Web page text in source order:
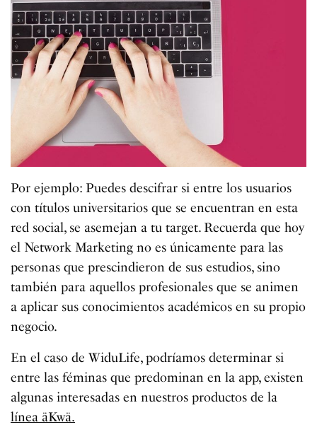
Por ejemplo: Puedes descifrar si entre los usuarios
con títulos universitarios que se encuentran en esta
red social, se asemejan a tu target. Recuerda que hoy
el Network Marketing no es únicamente para las
personas que prescindieron de sus estudios, sino
también para aquellos profesionales que se animen
a aplicar sus conocimientos académicos en su propio
negocio.
En el caso de WiduLife, podríamos determinar si
entre las féminas que predominan en la app, existen
algunas interesadas en nuestros productos de la
línea äKwä.